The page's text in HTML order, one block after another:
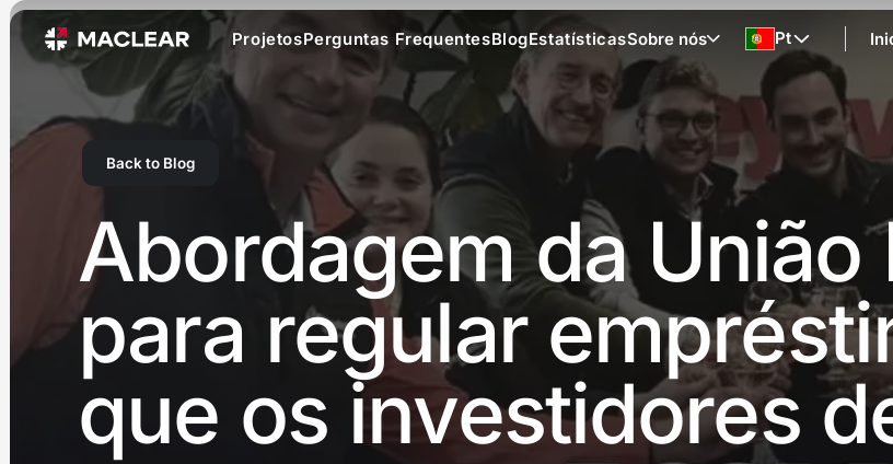
ProjetosPerguntas FrequentesBlogEstatísticasSobre nós Pt
Back to Blog
Abordagem da União
para regular
que os investidores